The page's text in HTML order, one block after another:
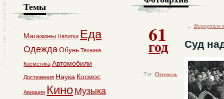
61
год
Тэг: Оттепель
← Вернутся
Суд
Темы
Магазины Напитки Еда
ОдеждаОбувь Техника
Косметика Автомобили
Достижения Наука Космос
Авиация Кино Музыка